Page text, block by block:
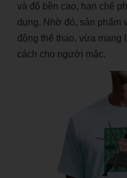
và độ bền cao, hạn chế
dụng. Nhờ đó, sản phẩm
động thể thao, vừa mang
cách cho người mặc.